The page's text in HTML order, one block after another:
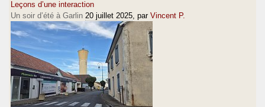
Leçons d’une interaction
Un soir d’été à Garlin 20 juillet 2025 , par Vincent P.